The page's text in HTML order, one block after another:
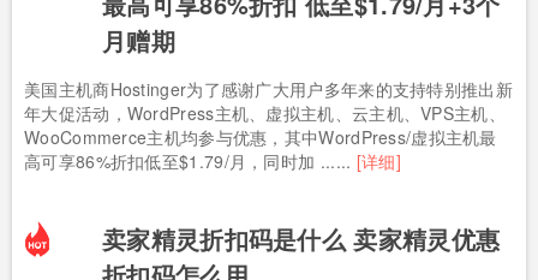
月赠期
美国主机商Hostinger为了感谢广大用户多年来的支持特别推出新
年大促活动，WordPress主机、虚拟主机、云主机、VPS主机、
WooCommerce主机均参与优惠，其中WordPress/虚拟主机最
高可享86%折扣低至$1.79/月，同时加 ...... [详细]
卖家精灵折扣码是什么 卖家精灵优惠